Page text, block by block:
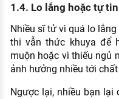
1.4. Lo lắng hoặc tự
Nhiều sĩ tử vì quá lo
thi vẫn thức khuya để
muộn hoặc vì thiếu ngủ
ảnh hưởng nhiều tới
Ngược lại, nhiều bạn